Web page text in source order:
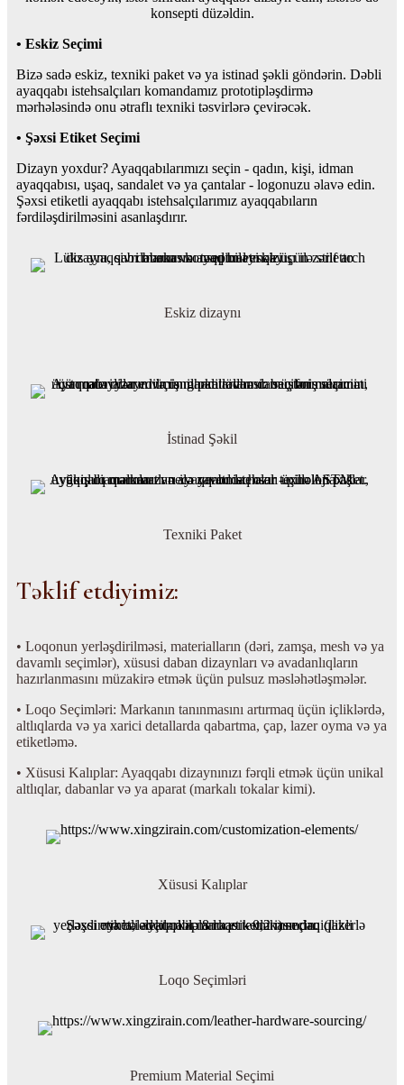
konsepti düzəldin.
• Eskiz Seçimi
Bizə sadə eskiz, texniki paket və ya istinad şəkli göndərin. Dəbli
ayaqqabı istehsalçıları komandamız prototipləşdirmə
mərhələsində onu ətraflı texniki təsvirlərə çevirəcək.
• Şəxsi Etiket Seçimi
Dizayn yoxdur? Ayaqqabılarımızı seçin - qadın, kişi, idman
ayaqqabısı, uşaq, sandalet və ya çantalar - logonuzu əlavə edin.
Şəxsi etiketli ayaqqabı istehsalçılarımız ayaqqabıların
fərdiləşdirilməsini asanlaşdırır.
Eskiz dizaynı
İstinad Şəkil
Texniki Paket
Təklif etdiyimiz:
• Loqonun yerləşdirilməsi, materialların (dəri, zamşa, mesh və ya
davamlı seçimlər), xüsusi daban dizaynları və avadanlıqların
hazırlanmasını müzakirə etmək üçün pulsuz məsləhətləşmələr.
• Loqo Seçimləri: Markanın tanınmasını artırmaq üçün içliklərdə,
altlıqlarda və ya xarici detallarda qabartma, çap, lazer oyma və ya
etiketləmə.
• Xüsusi Kalıplar: Ayaqqabı dizaynınızı fərqli etmək üçün unikal
altlıqlar, dabanlar və ya aparat (markalı tokalar kimi).
Xüsusi Kalıplar
Loqo Seçimləri
Premium Material Seçimi